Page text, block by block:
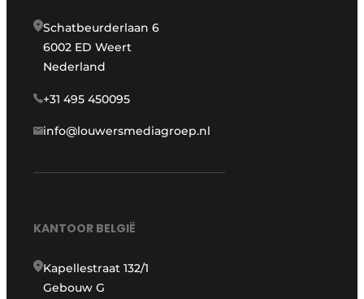
Schatbeurderlaan 6
6002 ED Weert
Nederland
+31 495 450095
info@louwersmediagroep.nl
KANTOOR BELGIË
Kapellestraat 132/1
Gebouw G